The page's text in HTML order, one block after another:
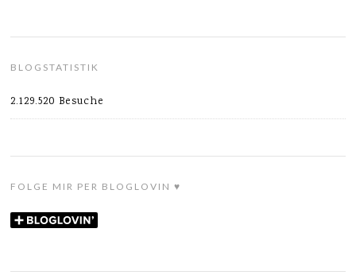
BLOGSTATISTIK
2.129.520 Besuche
FOLGE MIR PER BLOGLOVIN ♥